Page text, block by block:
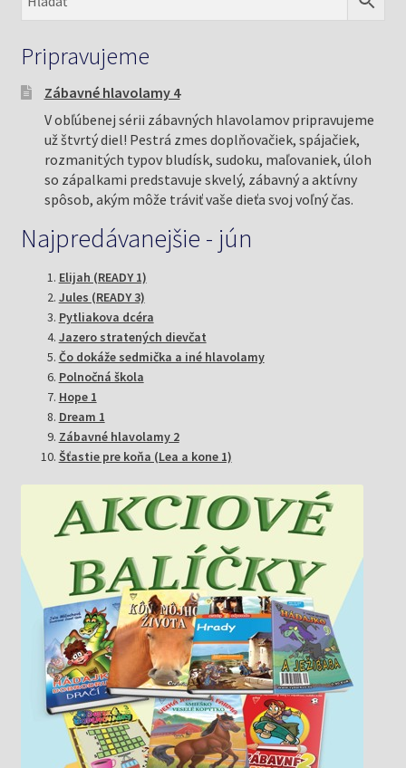
Pripravujeme
Zábavné hlavolamy 4
V obľúbenej sérii zábavných hlavolamov pripravujeme
už štvrtý diel! Pestrá zmes doplňovačiek, spájačiek,
rozmanitých typov bludísk, sudoku, maľovaniek, úloh
so zápalkami predstavuje skvelý, zábavný a aktívny
spôsob, akým môže tráviť vaše dieťa svoj voľný čas.
Najpredávanejšie - jún
Elijah (READY 1)
Jules (READY 3)
Pytliakova dcéra
Jazero stratených dievčat
Čo dokáže sedmička a iné hlavolamy
Polnočná škola
Hope 1
Dream 1
Zábavné hlavolamy 2
Šťastie pre koňa (Lea a kone 1)